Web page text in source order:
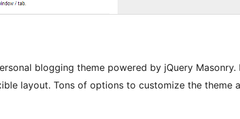
blogging theme powered by jQuery
layout. Tons of options to customize the theme